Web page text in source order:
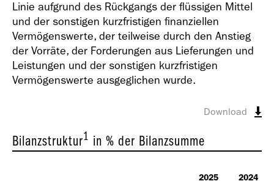
Geschäfts­bericht
2021
Geschäfts­bericht
2020
Linie aufgrund des Rückgangs der flüssigen Mittel
und der sonstigen kurzfristigen finanziellen
Vermögenswerte, der teilweise durch den Anstieg
der Vorräte, der Forderungen aus Lieferungen und
Leistungen und der sonstigen kurzfristigen
Vermögenswerte ausgeglichen wurde.
Download
Bilanzstruktur1 in % der Bilanzsumme
2025 2024